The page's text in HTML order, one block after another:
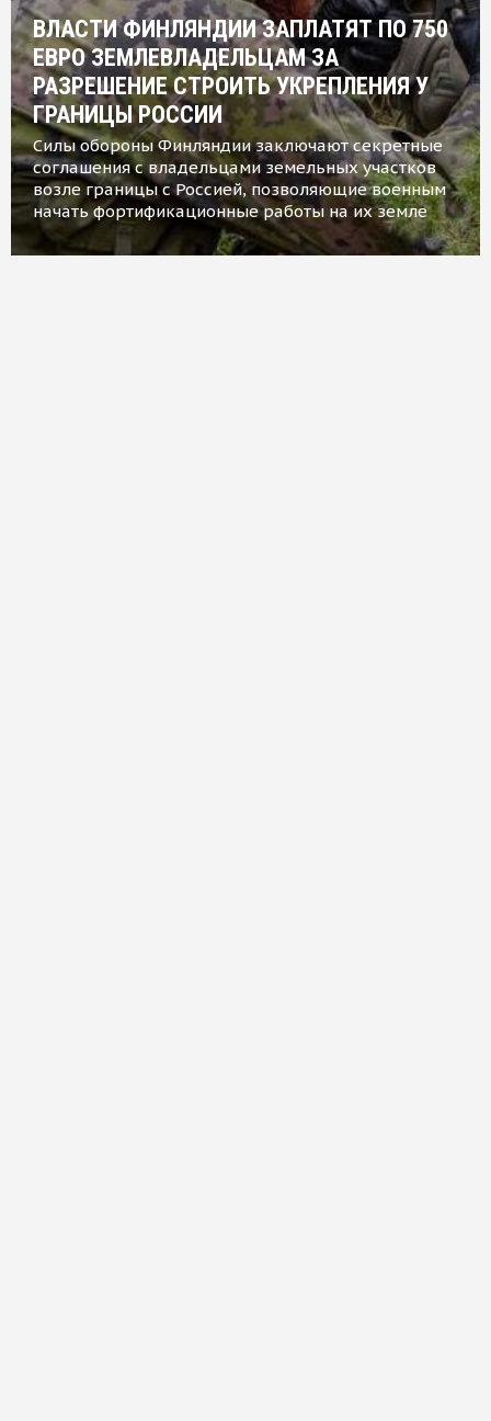
ВЛАСТИ ФИНЛЯНДИИ ЗАПЛАТЯТ ПО 750
ЕВРО ЗЕМЛЕВЛАДЕЛЬЦАМ ЗА
РАЗРЕШЕНИЕ СТРОИТЬ УКРЕПЛЕНИЯ У
ГРАНИЦЫ РОССИИ
Силы обороны Финляндии заключают секретные
соглашения с владельцами земельных участков
возле границы с Россией, позволяющие военным
начать фортификационные работы на их земле